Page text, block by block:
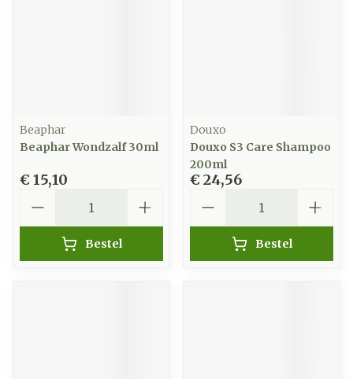
Beaphar
Beaphar Wondzalf 30ml
€ 15,10
Bestel
Douxo
Douxo S3 Care Shampoo
200ml
€ 24,56
Bestel